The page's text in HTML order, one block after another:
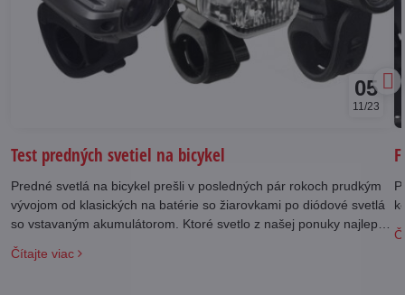
05
11/23
Test predných svetiel na bicykel
Predné svetlá na bicykel prešli v posledných pár rokoch prudkým
vývojom od klasických na batérie so žiarovkami po diódové svetlá
so vstavaným akumulátorom. Ktoré svetlo z našej ponuky najlepšie
Čítajte viac